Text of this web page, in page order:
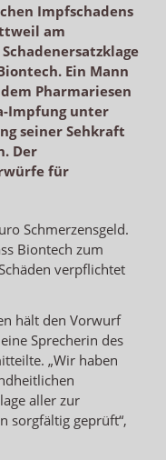
Impfschadens
am
Ein Mann
Pharmariesen
Impfung unter
seiner Sehkraft
Der
für
Schmerzensgeld.
Biontech zum
verpflichtet
hält den Vorwurf
Sprecherin des
„Wir haben
aller zur
sorgfältig geprüft“,